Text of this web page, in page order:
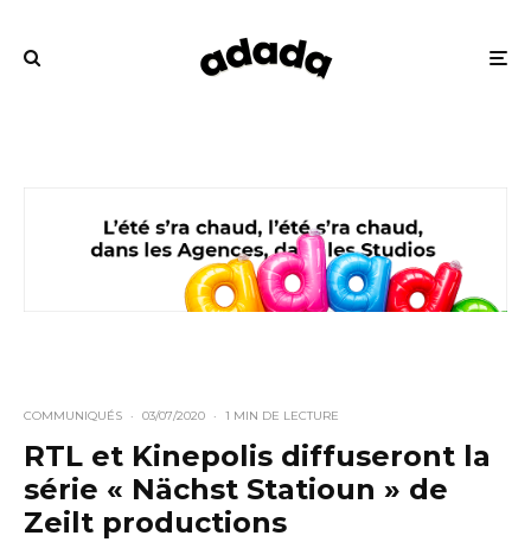
COMMUNIQUÉS · 03/07/2020 · 1 MIN DE LECTURE
RTL et Kinepolis diffuseront la
série « Nächst Statioun » de
Zeilt productions